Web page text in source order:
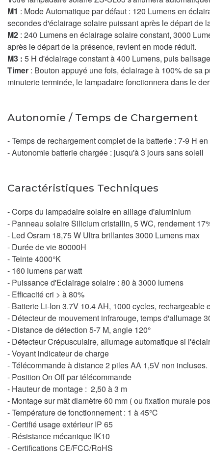
M1 : Mode Automatique par défaut : 120 Lumens en
secondes d'éclairage solaire puissant après le départ de
M2 : 240 Lumens en éclairage solaire constant, 3000
après le départ de la présence, revient en mode réduit.
M3 : 5 H d'éclairage constant à 400 Lumens, puis
Timer : Bouton appuyé une fois, éclairage à 100% de sa
minuterie terminée, le lampadaire fonctionnera dans le
Autonomie / Temps de Chargement
- Temps de rechargement complet de la batterie : 7-9 H
- Autonomie batterie chargée : jusqu'à 3 jours sans soleil
Caractéristiques Techniques
- Corps du lampadaire solaire en alliage d'aluminium
- Panneau solaire Silicium cristallin, 5 WC, rendement
- Led Osram 18,75 W Ultra brillantes 3000 Lumens max
- Durée de vie 80000H
- Teinte 4000°K
- 160 lumens par watt
- Puissance d'Eclairage solaire : 80 à 3000 lumens
- Efficacité cri > à 80%
- Batterie Li-Ion 3.7V 10.4 AH, 1000 cycles, rechargeable
- Détecteur de mouvement infrarouge, temps d'allumage
- Distance de détection 5-7 M, angle 120°
- Détecteur Crépusculaire, allumage automatique si
- Voyant indicateur de charge
- Télécommande à distance 2 piles AA 1,5V non incluses.
- Position On Off par télécommande
- Hauteur de montage : 2,50 à 3 m
- Montage sur mât diamètre 60 mm ( ou fixation murale
- Température de fonctionnement : 1 à 45℃
- Certifié usage extérieur IP 65
- Résistance mécanique IK10
- Certifications CE/FCC/RoHS